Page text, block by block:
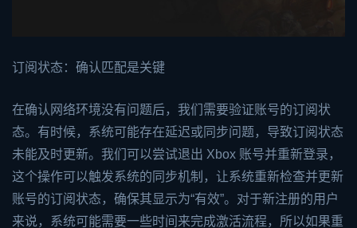
订阅状态：确认匹配是关键
在确认网络环境没有问题后，我们需要验证账号的订阅状
态。有时候，系统可能存在延迟或同步问题，导致订阅状态
未能及时更新。我们可以尝试退出 Xbox 账号并重新登录，
这个操作可以触发系统的同步机制，让系统重新检查并更新
账号的订阅状态，确保其显示为“有效”。对于新注册的用户
来说，系统可能需要一些时间来完成激活流程，所以如果重